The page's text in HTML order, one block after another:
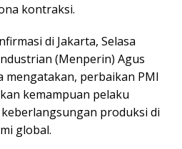
kontraksi.
di Jakarta, Selasa
(Menperin) Agus
mengatakan, perbaikan PMI
kemampuan pelaku
produksi di
global.